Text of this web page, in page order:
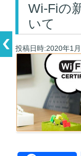
Wi-Fiの
いて
投稿日時:2020年1